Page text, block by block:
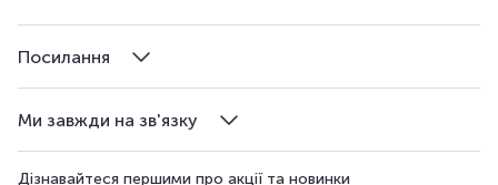
Ми завжди на зв'язку
Посилання
Дізнавайтеся першими про акції та новинки